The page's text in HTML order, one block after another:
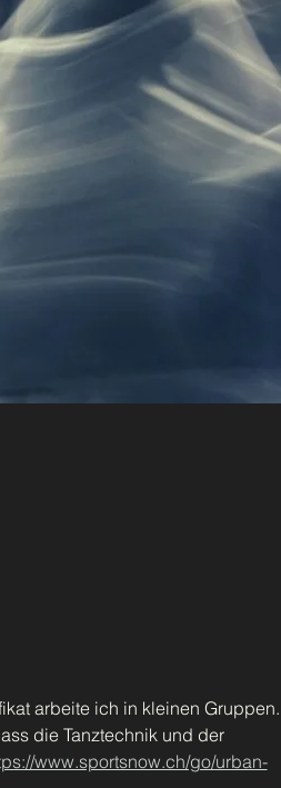
arbeite ich in kleinen Gruppen.
die Tanztechnik und der
www.sportsnow.ch/go/urban-